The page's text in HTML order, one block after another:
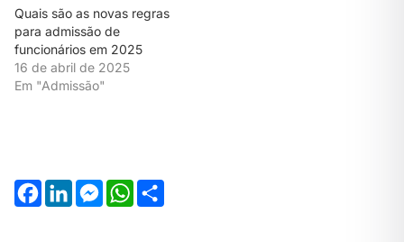
Quais são as novas regras
para admissão de
funcionários em 2025
16 de abril de 2025
Em "Admissão"
Facebook
LinkedIn
Messenger
WhatsApp